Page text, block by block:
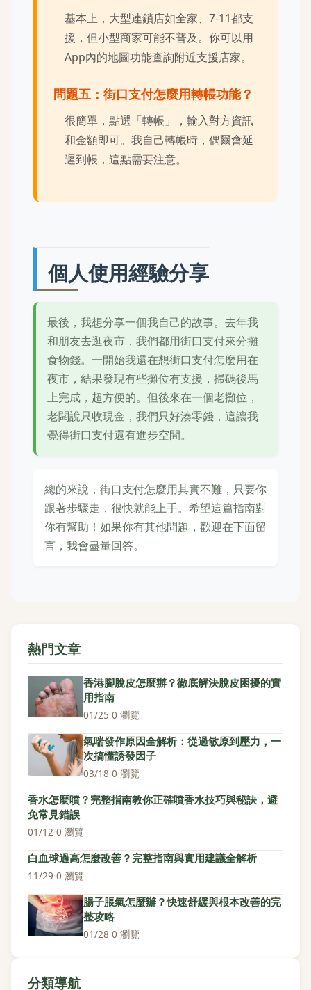
基本上，大型連鎖店如全家、7-11都支
援，但小型商家可能不普及。你可以用
App內的地圖功能查詢附近支援店家。
問題五：街口支付怎麼用轉帳功能？
很簡單，點選「轉帳」，輸入對方資訊
和金額即可。我自己轉帳時，偶爾會延
遲到帳，這點需要注意。
個人使用經驗分享
最後，我想分享一個我自己的故事。去年我
和朋友去逛夜市，我們都用街口支付來分攤
食物錢。一開始我還在想街口支付怎麼用在
夜市，結果發現有些攤位有支援，掃碼後馬
上完成，超方便的。但後來在一個老攤位，
老闆說只收現金，我們只好湊零錢，這讓我
覺得街口支付還有進步空間。
總的來說，街口支付怎麼用其實不難，只要你
跟著步驟走，很快就能上手。希望這篇指南對
你有幫助！如果你有其他問題，歡迎在下面留
言，我會盡量回答。
熱門文章
香港腳脫皮怎麼辦？徹底解決脫皮困擾的實
用指南
01/25·0 瀏覽
氣喘發作原因全解析：從過敏原到壓力，一
次搞懂誘發因子
03/18·0 瀏覽
香水怎麼噴？完整指南教你正確噴香水技巧與秘訣，避
免常見錯誤
01/12·0 瀏覽
白血球過高怎麼改善？完整指南與實用建議全解析
11/29·0 瀏覽
腸子脹氣怎麼辦？快速舒緩與根本改善的完
整攻略
01/28·0 瀏覽
分類導航